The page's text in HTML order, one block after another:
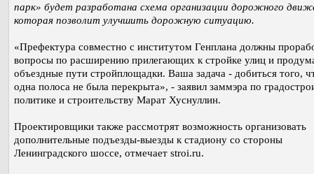
парк» будет разработана схема организации дорожного
которая позволит улучшить дорожную ситуацию.
«Префектура совместно с институтом Генплана должны
вопросы по расширению прилегающих к стройке улиц и
объездные пути стройплощадки. Ваша задача - добиться того,
одна полоса не была перекрыта», - заявил заммэра по
политике и строительству Марат Хуснуллин.
Проектировщики также рассмотрят возможность организовать
дополнительные подъезды-выезды к стадиону со стороны
Ленинградского шоссе, отмечает stroi.ru.